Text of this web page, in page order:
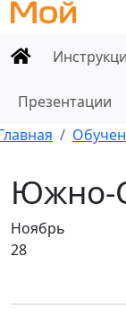
Презентации
Южно-
Ноябрь
28